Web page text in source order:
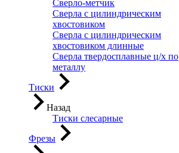
Сверло-метчик
Сверла с цилиндрическим
хвостовиком
Сверла с цилиндрическим
хвостовиком длинные
Сверла твердосплавные ц/х по
металлу
Тиски
Назад
Тиски слесарные
Фрезы